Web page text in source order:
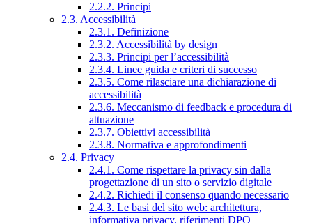
2.2.2. Principi
2.3. Accessibilità
2.3.1. Definizione
2.3.2. Accessibilità by design
2.3.3. Principi per l’accessibilità
2.3.4. Linee guida e criteri di successo
2.3.5. Come rilasciare una dichiarazione di
accessibilità
2.3.6. Meccanismo di feedback e procedura di
attuazione
2.3.7. Obiettivi accessibilità
2.3.8. Normativa e approfondimenti
2.4. Privacy
2.4.1. Come rispettare la privacy sin dalla
progettazione di un sito o servizio digitale
2.4.2. Richiedi il consenso quando necessario
2.4.3. Le basi del sito web: architettura,
informativa privacy, riferimenti DPO